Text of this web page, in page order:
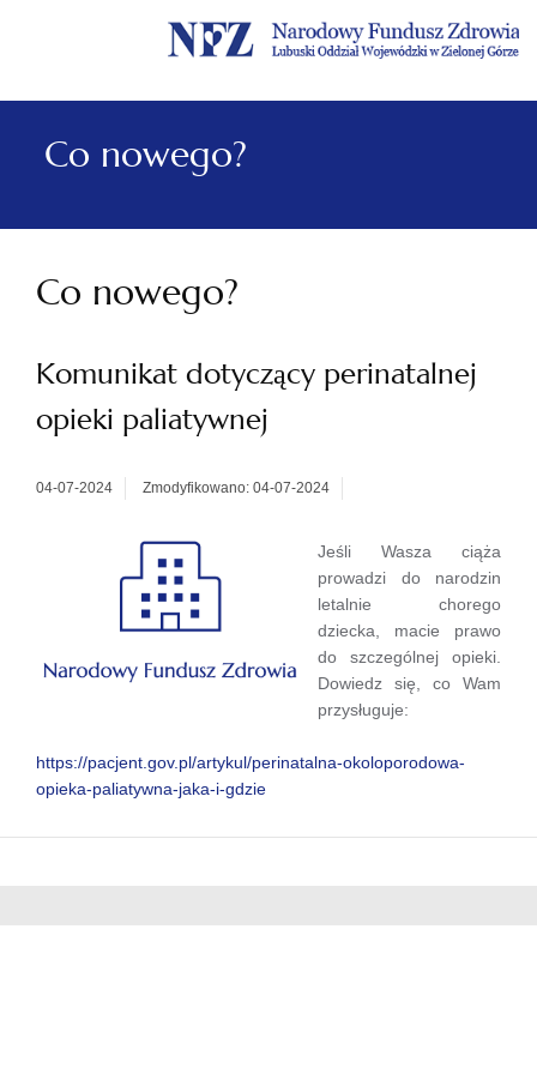
Menu
główne
Menu
lewe
Treść
główna
Szukaj
w
serwisie
Stopka
Co nowego?
Co nowego?
Komunikat dotyczący perinatalnej
opieki paliatywnej
04-07-2024 Zmodyfikowano: 04-07-2024
Jeśli Wasza ciąża
prowadzi do narodzin
letalnie chorego
dziecka, macie prawo
do szczególnej opieki.
Dowiedz się, co Wam
przysługuje:
https://pacjent.gov.pl/artykul/perinatalna-okoloporodowa-
opieka-paliatywna-jaka-i-gdzie